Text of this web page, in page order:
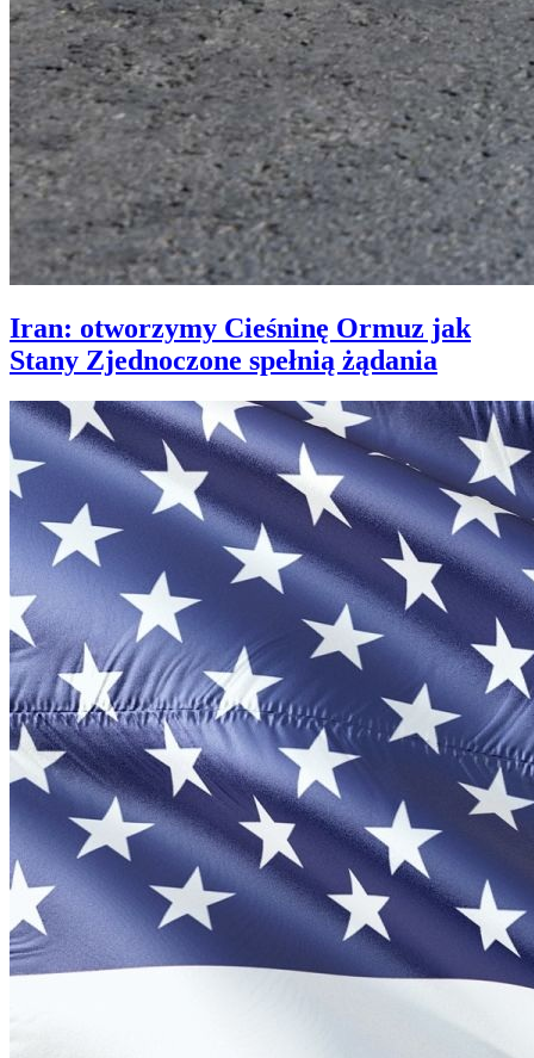
Iran: otworzymy Cieśninę Ormuz jak
Stany Zjednoczone spełnią żądania